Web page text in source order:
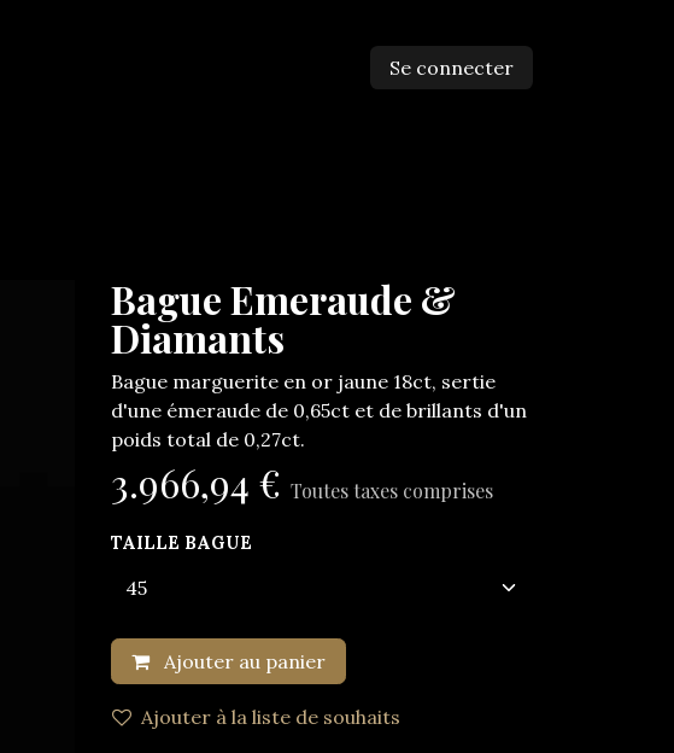
Se connecter
Bague Emeraude &
Diamants
Bague marguerite en or jaune 18ct, sertie
d'une émeraude de 0,65ct et de brillants d'un
poids total de 0,27ct.
3.966,94 € Toutes taxes comprises
TAILLE BAGUE
Ajouter au panier
Ajouter à la liste de souhaits